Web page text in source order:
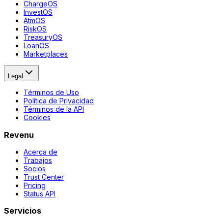
ChargeOS
InvestOS
AtmOS
RiskOS
TreasuryOS
LoanOS
Marketplaces
Legal
Términos de Uso
Política de Privacidad
Términos de la API
Cookies
Revenu
Acerca de
Trabajos
Socios
Trust Center
Pricing
Status API
Servicios